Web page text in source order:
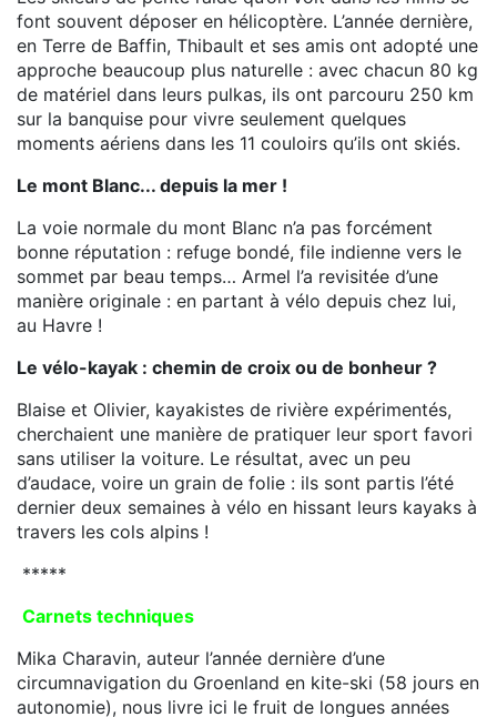
font souvent déposer en hélicoptère. L’année dernière,
en Terre de Baffin, Thibault et ses amis ont adopté une
approche beaucoup plus naturelle : avec chacun 80 kg
de matériel dans leurs pulkas, ils ont parcouru 250 km
sur la banquise pour vivre seulement quelques
moments aériens dans les 11 couloirs qu’ils ont skiés.
Le mont Blanc... depuis la mer !
La voie normale du mont Blanc n’a pas forcément
bonne réputation : refuge bondé, file indienne vers le
sommet par beau temps… Armel l’a revisitée d’une
manière originale : en partant à vélo depuis chez lui,
au Havre !
Le vélo-kayak : chemin de croix ou de bonheur ?
Blaise et Olivier, kayakistes de rivière expérimentés,
cherchaient une manière de pratiquer leur sport favori
sans utiliser la voiture. Le résultat, avec un peu
d’audace, voire un grain de folie : ils sont partis l’été
dernier deux semaines à vélo en hissant leurs kayaks à
travers les cols alpins !
*****
Carnets techniques
Mika Charavin, auteur l’année dernière d’une
circumnavigation du Groenland en kite-ski (58 jours en
autonomie), nous livre ici le fruit de longues années